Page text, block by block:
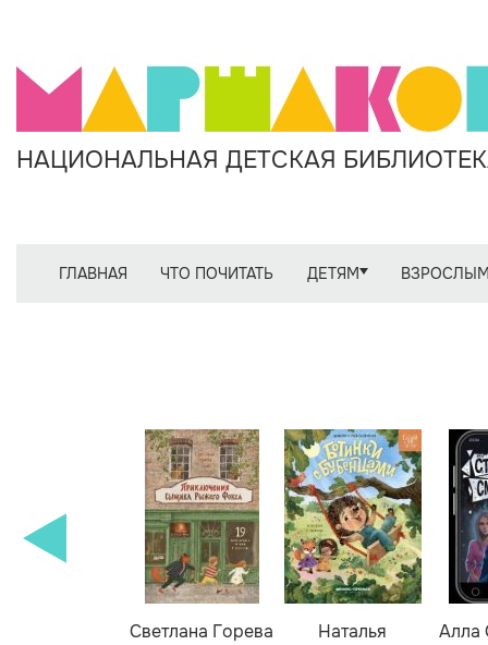
НАЦИОНАЛЬНАЯ ДЕТСКАЯ
ГЛАВНАЯ ЧТО ПОЧИТАТЬ ДЕТЯМ
Светлана Горева
Наталья
Алла